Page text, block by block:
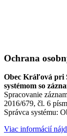
Ochrana
Obec Kráľová pri
systémom so
Spracovanie
2016/679, čl. 6
Správca systému:
Viac informácií